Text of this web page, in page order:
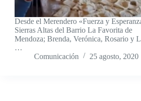
Desde el Merendero «Fuerza y
Sierras Altas del Barrio La Favorita de
Mendoza; Brenda, Verónica, Rosario y
…
Comunicación
25 agosto, 2020